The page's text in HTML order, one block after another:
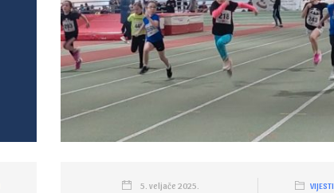
5. veljače 2025. VIJESTI